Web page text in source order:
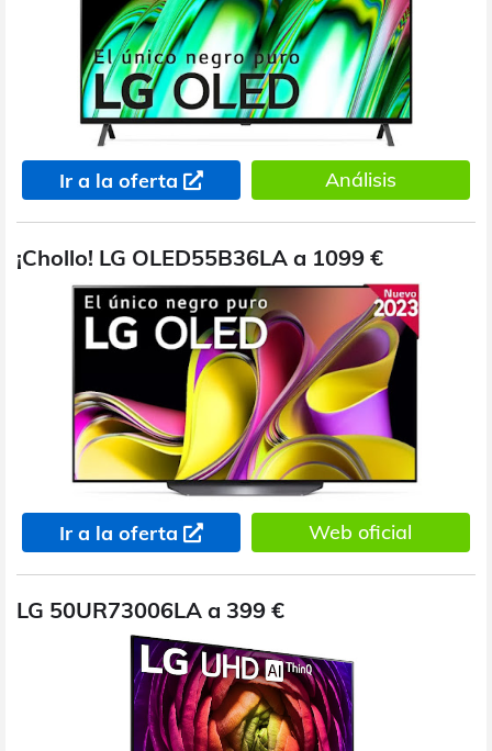
Ir a la oferta Análisis
¡Chollo! LG OLED55B36LA a 1099 €
Ir a la oferta Web oficial
LG 50UR73006LA a 399 €